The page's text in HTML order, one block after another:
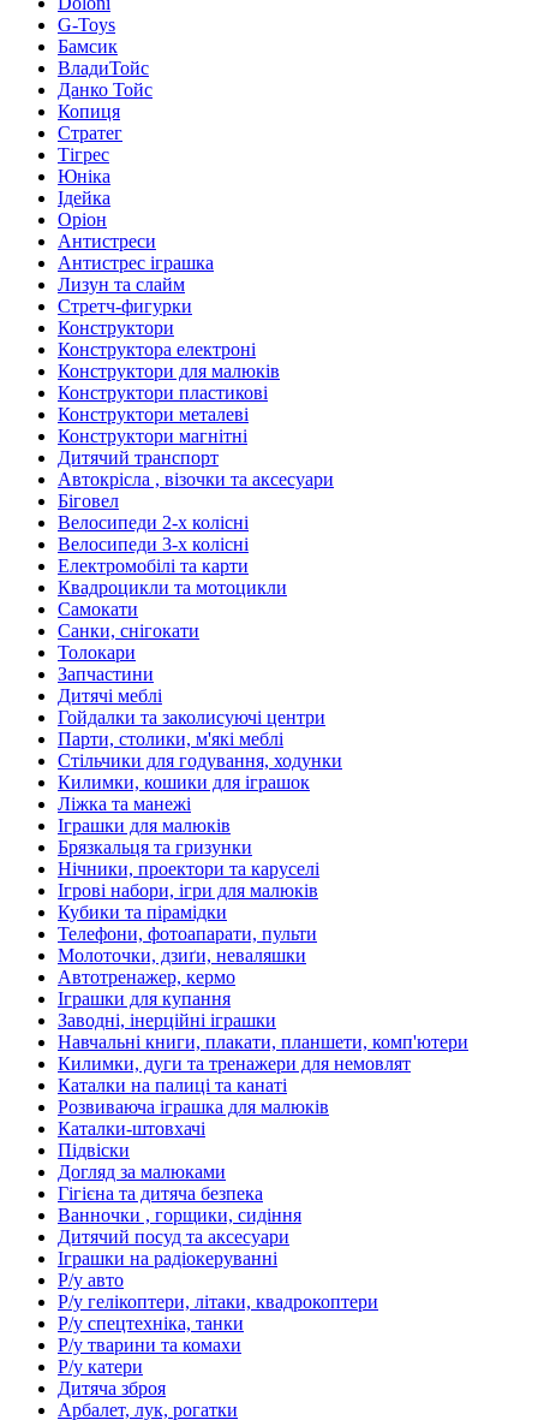
G-Toys
Бамсик
ВладиТойс
Данко Тойс
Копиця
Стратег
Тігрес
Юніка
Ідейка
Оріон
Антистреси
Антистрес іграшка
Лизун та слайм
Стретч-фигурки
Конструктори
Конструктора електроні
Конструктори для малюків
Конструктори пластикові
Конструктори металеві
Конструктори магнітні
Дитячий транспорт
Автокрісла , візочки та аксесуари
Біговел
Велосипеди 2-х колісні
Велосипеди 3-х колісні
Електромобілі та карти
Квадроцикли та мотоцикли
Самокати
Санки, снігокати
Толокари
Запчастини
Дитячі меблі
Гойдалки та заколисуючі центри
Парти, столики, м'які меблі
Стільчики для годування, ходунки
Килимки, кошики для іграшок
Ліжка та манежі
Іграшки для малюків
Брязкальця та гризунки
Нічники, проектори та каруселі
Ігрові набори, ігри для малюків
Кубики та пірамідки
Телефони, фотоапарати, пульти
Молоточки, дзиґи, неваляшки
Автотренажер, кермо
Іграшки для купання
Заводні, інерційні іграшки
Навчальні книги, плакати, планшети, комп'ютери
Килимки, дуги та тренажери для немовлят
Каталки на палиці та канаті
Розвиваюча іграшка для малюків
Каталки-штовхачі
Підвіски
Догляд за малюками
Гігієна та дитяча безпека
Ванночки , горщики, сидіння
Дитячий посуд та аксесуари
Іграшки на радіокеруванні
Р/у авто
Р/у гелікоптери, літаки, квадрокоптери
Р/у спецтехніка, танки
Р/у тварини та комахи
Р/у катери
Дитяча зброя
Арбалет, лук, рогатки